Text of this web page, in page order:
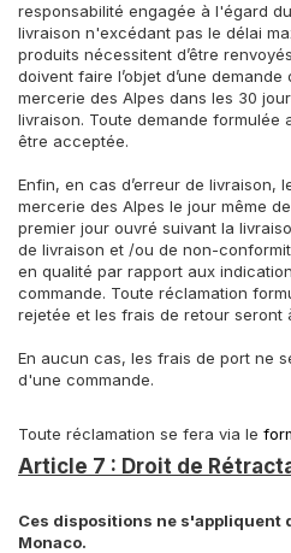
responsabilité engagée à l'égard
livraison n'excédant pas le délai
produits nécessitent d’être
doivent faire l’objet d’une
mercerie des Alpes dans les 30
livraison. Toute demande formulée
être acceptée.
Enfin, en cas d’erreur de livraison,
mercerie des Alpes le jour même
premier jour ouvré suivant la
de livraison et /ou de non-
en qualité par rapport aux
commande. Toute réclamation
rejetée et les frais de retour seront
En aucun cas, les frais de port ne
d'une commande.
Toute réclamation se fera via le
Article 7 : Droit de
Ces dispositions ne s'appliquent
Monaco.